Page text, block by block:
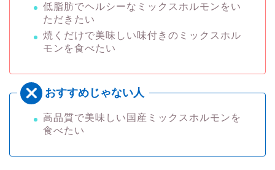
低脂肪でヘルシーなミックスホルモンをい
ただきたい
焼くだけで美味しい味付きのミックスホル
モンを食べたい
高品質で美味しい国産ミックスホルモンを
食べたい